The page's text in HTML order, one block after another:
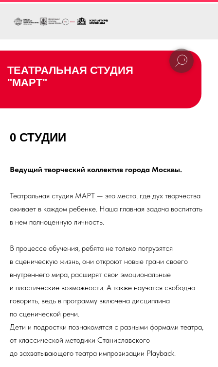
ТЕАТРАЛЬНАЯ СТУДИЯ
"МАРТ"
0 СТУДИИ
Ведущий творческий коллектив города Москвы.
Театральная студия МАРТ — это место, где дух творчества
оживает в каждом ребенке. Наша главная задача воспитать
в нем полноценную личность.
В процессе обучения, ребята не только погрузятся
в сценическую жизнь, они откроют новые грани своего
внутреннего мира, расширят свои эмоциональные
и пластические возможности. А также научатся свободно
говорить, ведь в программу включена дисциплина
по сценической речи.
Дети и подростки познакомятся с разными формами театра,
от классической методики Станиславского
до захватывающего театра импровизации Playback.